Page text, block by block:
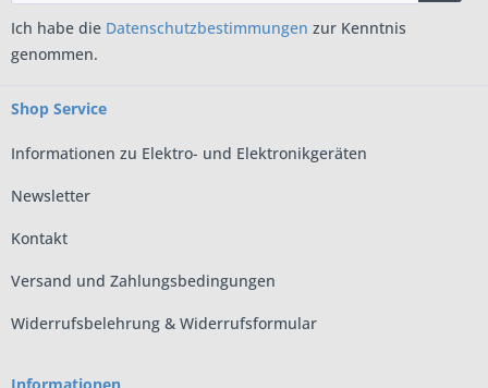
Ich habe die Datenschutzbestimmungen zur Kenntnis
genommen.
Shop Service
Informationen zu Elektro- und Elektronikgeräten
Newsletter
Kontakt
Versand und Zahlungsbedingungen
Widerrufsbelehrung & Widerrufsformular